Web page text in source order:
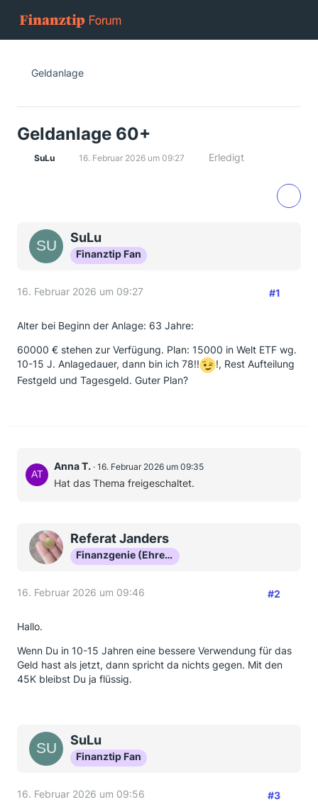
Geldanlage
Geldanlage 60+
SuLu 16. Februar 2026 um 09:27 Erledigt
SuLu
Finanztip Fan
16. Februar 2026 um 09:27 #1
Alter bei Beginn der Anlage: 63 Jahre:
60000 € stehen zur Verfügung. Plan: 15000 in Welt ETF wg.
10-15 J. Anlagedauer, dann bin ich 78!!
!, Rest Aufteilung
Festgeld und Tagesgeld. Guter Plan?
Anna T. 16. Februar 2026 um 09:35
Hat das Thema freigeschaltet.
Referat Janders
Finanzgenie (Ehrenmitglied)
16. Februar 2026 um 09:46 #2
Hallo.
Wenn Du in 10-15 Jahren eine bessere Verwendung für das
Geld hast als jetzt, dann spricht da nichts gegen. Mit den
45K bleibst Du ja flüssig.
SuLu
Finanztip Fan
16. Februar 2026 um 09:56 #3